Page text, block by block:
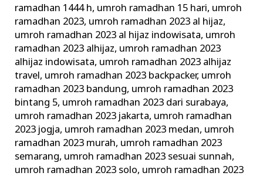
ramadhan 1444 h, umroh ramadhan 15 hari, umroh
ramadhan 2023, umroh ramadhan 2023 al hijaz,
umroh ramadhan 2023 al hijaz indowisata, umroh
ramadhan 2023 alhijaz, umroh ramadhan 2023
alhijaz indowisata, umroh ramadhan 2023 alhijaz
travel, umroh ramadhan 2023 backpacker, umroh
ramadhan 2023 bandung, umroh ramadhan 2023
bintang 5, umroh ramadhan 2023 dari surabaya,
umroh ramadhan 2023 jakarta, umroh ramadhan
2023 jogja, umroh ramadhan 2023 medan, umroh
ramadhan 2023 murah, umroh ramadhan 2023
semarang, umroh ramadhan 2023 sesuai sunnah,
umroh ramadhan 2023 solo, umroh ramadhan 2023